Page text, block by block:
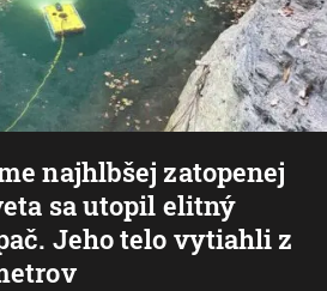
najhlbšej zatopenej
sa utopil elitný
Jeho telo vytiahli z